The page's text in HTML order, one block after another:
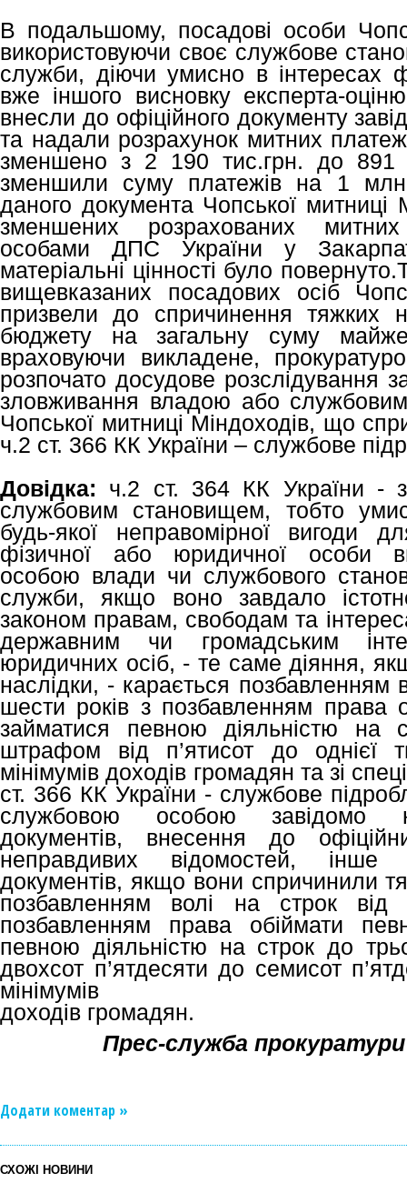
В подальшому, посадові особи
використовуючи своє службове
служби, діючи умисно в інтересах
вже іншого висновку експерта-
внесли до офіційного документу
та надали розрахунок митних
зменшено з 2 190 тис.грн. до 891
зменшили суму платежів на 1
даного документа Чопської митниці
зменшених розрахованих
особами ДПС України у
матеріальні цінності було
вищевказаних посадових осіб
призвели до спричинення тяжких
бюджету на загальну суму
враховуючи викладене,
розпочато досудове розслідування
зловживання владою або
Чопської митниці Міндоходів, що
ч.2 ст. 366 КК України – службове
Довідка: ч.2 ст. 364 КК України -
службовим становищем, тобто
будь-якої неправомірної вигоди
фізичної або юридичної особи
особою влади чи службового
служби, якщо воно завдало
законом правам, свободам та
державним чи громадським
юридичних осіб, - те саме діяння,
наслідки, - карається позбавленням
шести років з позбавленням права
займатися певною діяльністю на
штрафом від п’ятисот до однієї
мінімумів доходів громадян та зі
ст. 366 КК України - службове
службовою особою завідомо
документів, внесення до
неправдивих відомостей, інше
документів, якщо вони спричинили
позбавленням волі на строк
позбавленням права обіймати
певною діяльністю на строк до
двохсот п’ятдесяти до семисот
мінімумів
доходів громадян.
Прес-служба
Додати коментар »
СХОЖІ НОВИНИ